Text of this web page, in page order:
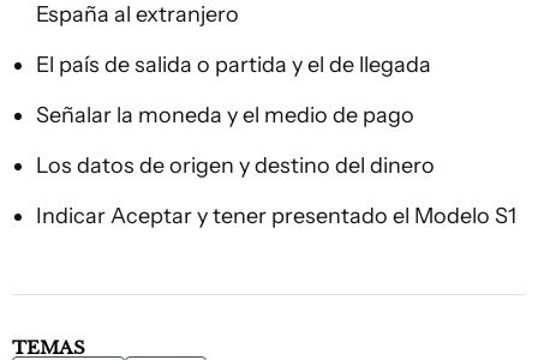
España al extranjero
El país de salida o partida y el de llegada
Señalar la moneda y el medio de pago
Los datos de origen y destino del dinero
Indicar Aceptar y tener presentado el Modelo S1
TEMAS